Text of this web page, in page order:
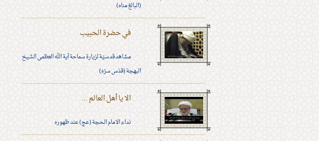
(البالغ مناه)
في حضرة الحبيب
مشاهد قدسيّة لزيارة سماحة آية الله العظمى الشيخ
البهجة (قدّس سرّه)
الا يا أهل العالم ...
نداء الامام الحجة (عج) عند ظهوره